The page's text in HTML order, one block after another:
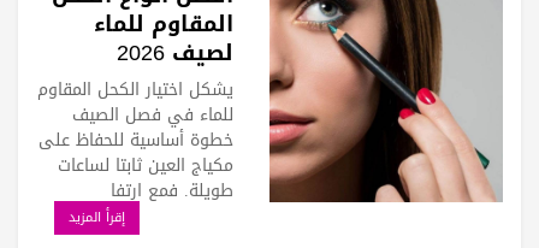
المقاوم للماء
لصيف 2026
يشكل اختيار الكحل المقاوم
للماء في فصل الصيف
خطوة أساسية للحفاظ على
مكياج العين ثابتا لساعات
طويلة. فمع ارتفا
إقرأ المزيد